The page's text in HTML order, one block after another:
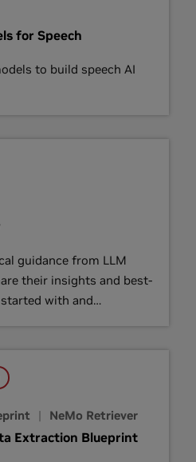
for Speech
to build speech AI
guidance from LLM
their insights and best-
with and
| NeMo Retriever
Extraction Blueprint